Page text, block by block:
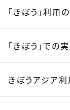
「きぼう」利用
「きぼう」での
きぼうアジア利